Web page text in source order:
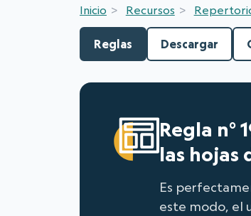
Inicio Recursos
Reglas Descargar
Regla n°
las hojas
Es
este modo, el